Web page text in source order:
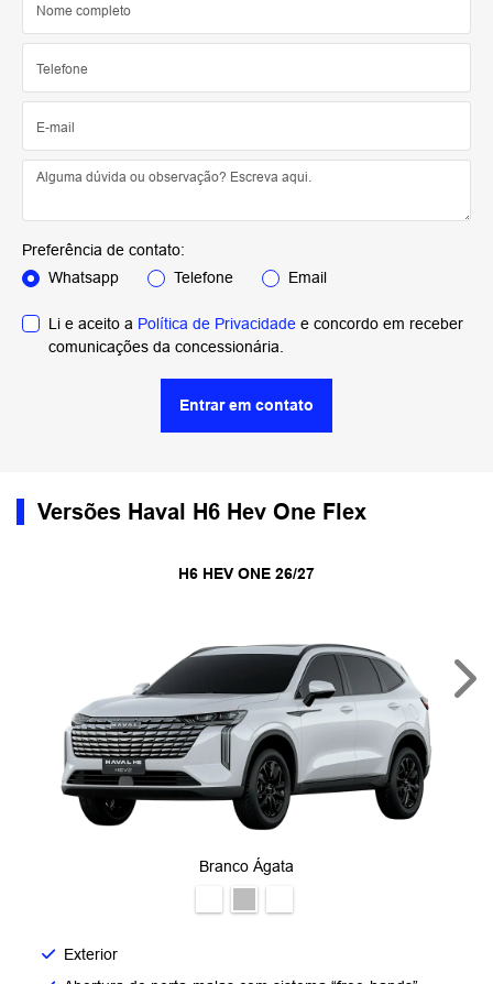
Preferência de contato:
Whatsapp
Telefone Email
Li e aceito a Política de Privacidade e concordo em receber
comunicações da concessionária.
Entrar em contato
Versões Haval H6 Hev One Flex
H6 HEV ONE 26/27
Branco Ágata
Exterior